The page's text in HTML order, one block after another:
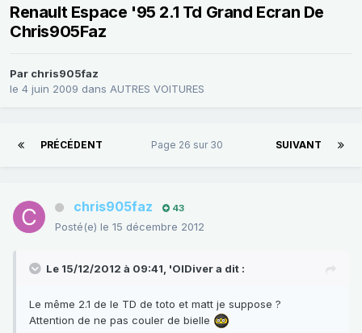
Renault Espace '95 2.1 Td Grand Ecran De
Chris905Faz
Par chris905faz
le 4 juin 2009 dans AUTRES VOITURES
PRÉCÉDENT SUIVANT
Page 26 sur 30
chris905faz 43
Posté(e) le 15 décembre 2012
Le 15/12/2012 à 09:41, 'OlDiver a dit :
Le même 2.1 de le TD de toto et matt je suppose ?
Attention de ne pas couler de bielle